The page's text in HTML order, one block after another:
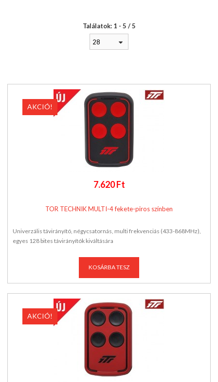
Találatok: 1 - 5 / 5
28
AKCIÓ!
7.620 Ft
TOR TECHNIK MULTI-4 fekete-piros színben
Univerzális távirányító, négycsatornás, multi frekvenciás (433-868MHz),
egyes 128 bites távirányítók kiváltására
KOSÁRBA TESZ
AKCIÓ!